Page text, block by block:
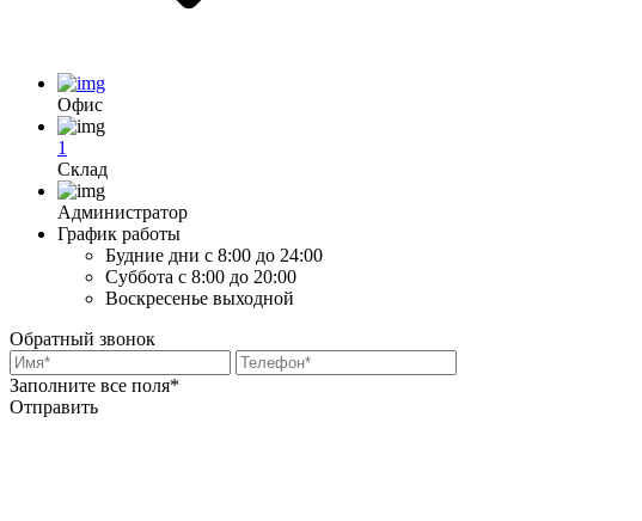
Офис
1
Склад
Администратор
График работы
Будние дни с 8:00 до 24:00
Суббота с 8:00 до 20:00
Воскресенье выходной
Обратный звонок
Заполните все поля*
Отправить